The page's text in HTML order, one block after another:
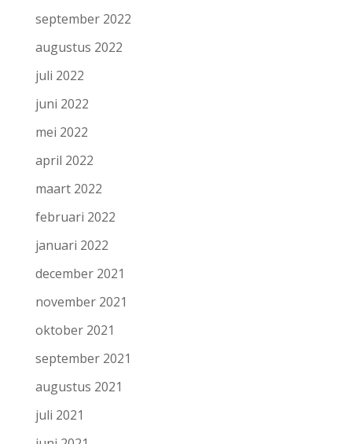
september 2022
augustus 2022
juli 2022
juni 2022
mei 2022
april 2022
maart 2022
februari 2022
januari 2022
december 2021
november 2021
oktober 2021
september 2021
augustus 2021
juli 2021